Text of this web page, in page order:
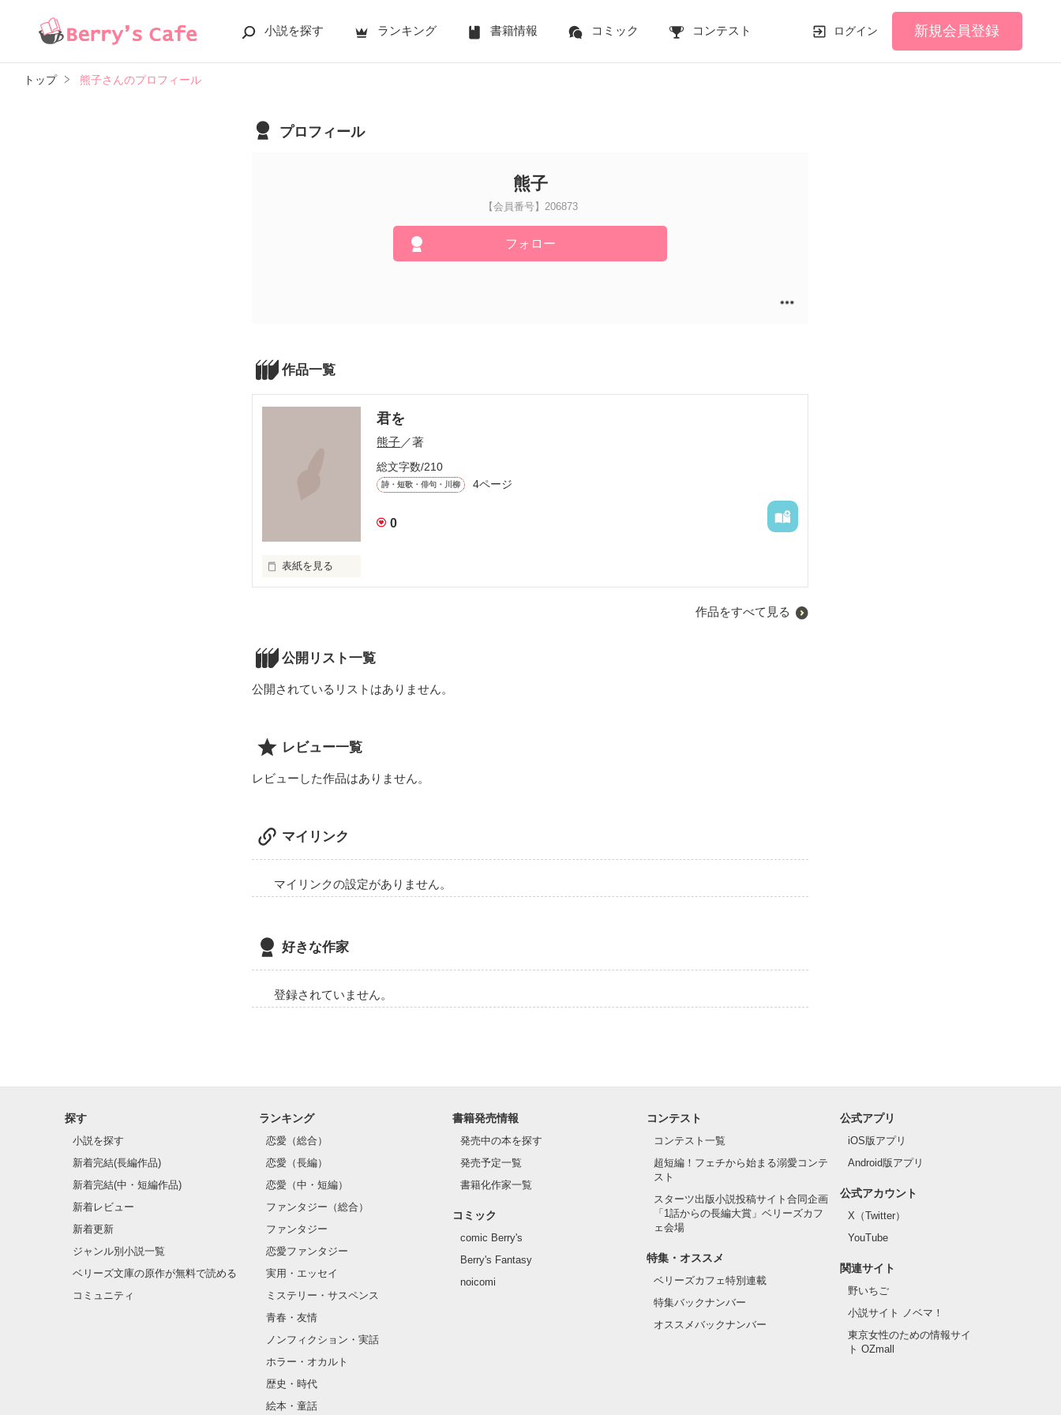
小説を探す ランキング 書籍情報 コミック コンテスト ログイン 新規会員登録
トップ 熊子さんのプロフィール
プロフィール
熊子
【会員番号】206873
フォロー
作品一覧
君を
熊子／著
総文字数/210
詩・短歌・俳句・川柳 4ページ
0
表紙を見る
これが
恋という名の病なのか
作品をすべて見る
公開リスト一覧
公開されているリストはありません。
レビュー一覧
レビューした作品はありません。
マイリンク
マイリンクの設定がありません。
好きな作家
登録されていません。
探す
小説を探す
新着完結(長編作品)
新着完結(中・短編作品)
新着レビュー
新着更新
ジャンル別小説一覧
ベリーズ文庫の原作が無料で読める
コミュニティ
ランキング
恋愛（総合）
恋愛（長編）
恋愛（中・短編）
ファンタジー（総合）
ファンタジー
恋愛ファンタジー
実用・エッセイ
ミステリー・サスペンス
青春・友情
ノンフィクション・実話
ホラー・オカルト
歴史・時代
絵本・童話
書籍発売情報
発売中の本を探す
発売予定一覧
書籍化作家一覧
コミック
comic Berry's
Berry's Fantasy
noicomi
コンテスト
コンテスト一覧
超短編！フェチから始まる溺愛コンテ
スト
スターツ出版小説投稿サイト合同企画
「1話からの長編大賞」ベリーズカフ
ェ会場
特集・オススメ
ベリーズカフェ特別連載
特集バックナンバー
オススメバックナンバー
公式アプリ
iOS版アプリ
Android版アプリ
公式アカウント
X（Twitter）
YouTube
関連サイト
野いちご
小説サイト ノベマ！
東京女性のための情報サイ
ト OZmall